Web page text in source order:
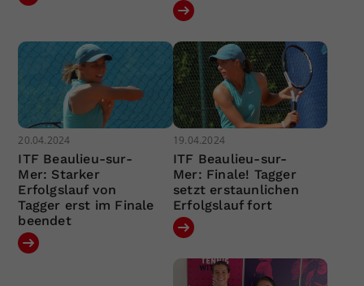
20.04.2024
ITF Beaulieu-sur-
Mer: Starker
Erfolgslauf von
Tagger erst im Finale
beendet
19.04.2024
ITF Beaulieu-sur-
Mer: Finale! Tagger
setzt erstaunlichen
Erfolgslauf fort